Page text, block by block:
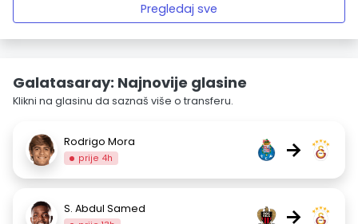
Pregledaj sve
Galatasaray: Najnovije glasine
Klikni na glasinu da saznaš više o transferu.
Rodrigo Mora
prije 4h →
S. Abdul Samed →